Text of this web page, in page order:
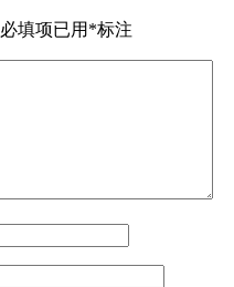
必填项已用 *标注